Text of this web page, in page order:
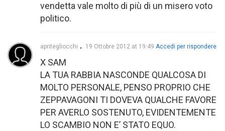
vendetta vale molto di più di un misero voto
politico.
apritegliocchi 19 Ottobre 2012 at 19:49 Accedi per rispondere
X SAM
LA TUA RABBIA NASCONDE QUALCOSA DI
MOLTO PERSONALE, PENSO PROPRIO CHE
ZEPPAVAGONI TI DOVEVA QUALCHE FAVORE
PER AVERLO SOSTENUTO, EVIDENTEMENTE
LO SCAMBIO NON E’ STATO EQUO.